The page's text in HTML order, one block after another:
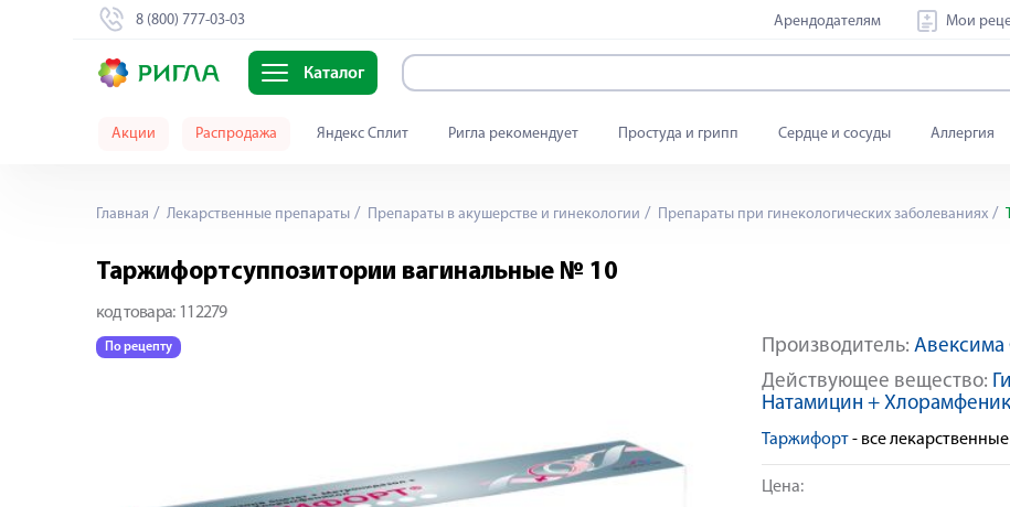
8 (800) 777-03-03 Арендодателям Мои
Каталог
Акции Распродажа Яндекс Сплит Ригла рекомендует Простуда и грипп Сердце и сосуды Аллергия
Главная Лекарственные препараты Препараты в акушерстве и гинекологии Препараты при гинекологических заболеваниях
Таржифортсуппозитории вагинальные № 10
код товара: 112279
По рецепту Производитель:
Действующее вещество:
Натамицин +
Таржифорт- все
Цена: